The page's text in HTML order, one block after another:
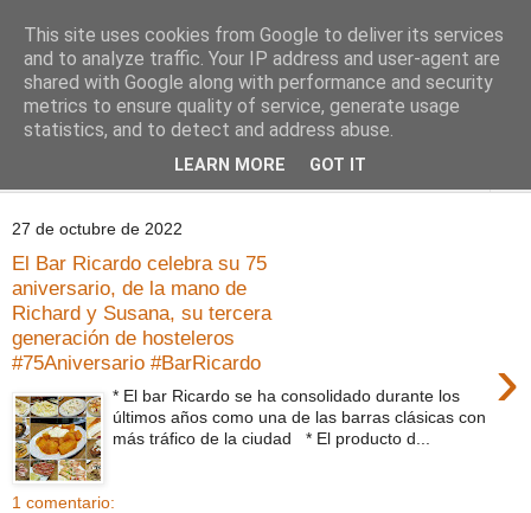
Comoju
La Cocina del Día a Día y el día a día de la Gastronomía
27 de octubre de 2022
El Bar Ricardo celebra su 75
aniversario, de la mano de
Richard y Susana, su tercera
generación de hosteleros
#75Aniversario #BarRicardo
›
* El bar Ricardo se ha consolidado durante los
últimos años como una de las barras clásicas con
más tráfico de la ciudad * El producto d...
1 comentario:
This site uses cookies from Google to deliver its services
and to analyze traffic. Your IP address and user-agent are
shared with Google along with performance and security
metrics to ensure quality of service, generate usage
statistics, and to detect and address abuse.
LEARN MORE GOT IT